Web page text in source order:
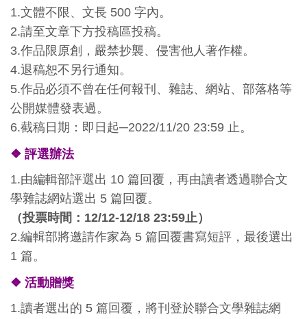
1.文體不限、文長 500 字內。
2.請至文章下方投稿區投稿。
3.作品限原創，嚴禁抄襲、侵害他人著作權。
4.退稿恕不另行通知。
5.作品必須不曾在任何報刊、雜誌、網站、部落格等
公開媒體發表過。
6.截稿日期：即日起─2022/11/20 23:59 止。
❖ 評選辦法
1.由編輯部評選出 10 篇回覆，再由讀者透過聯合文
學雜誌網站選出 5 篇回覆。
（投票時間：12/12-12/18 23:59止）
2.編輯部將邀請作家為 5 篇回覆書寫短評，最後選出
1 篇。
❖ 活動贈獎
1.讀者選出的 5 篇回覆，將刊登於聯合文學雜誌網